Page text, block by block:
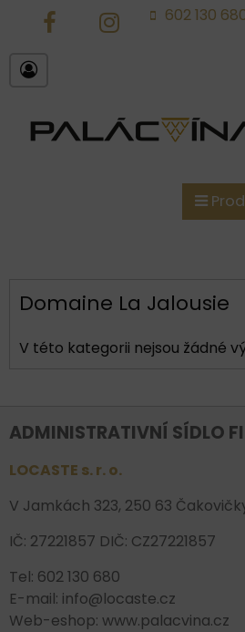
IG
602 130
Domaine La Jalousie
V této kategorii nejsou žádné
ADMINISTRATIVNÍ SÍDLO
LOCASTE s. r. o.
V Jamkách 323, 250 63
IČ: 27221857 DIČ: CZ27221857
Tel: 602 130 680
E-mail: info@locaste.cz
Web-eshop: www.palacvina.cz